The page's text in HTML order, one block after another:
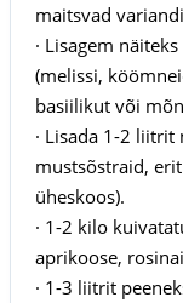
maitsvad
· Lisagem
(melissi,
basiilikut või
· Lisada 1-2
mustsõstraid,
üheskoos).
· 1-2 kilo
aprikoose,
· 1-3 liitrit